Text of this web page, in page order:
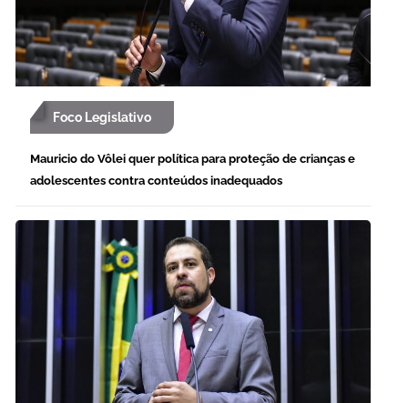
Foco Legislativo
Mauricio do Vôlei quer política para proteção de crianças e
adolescentes contra conteúdos inadequados